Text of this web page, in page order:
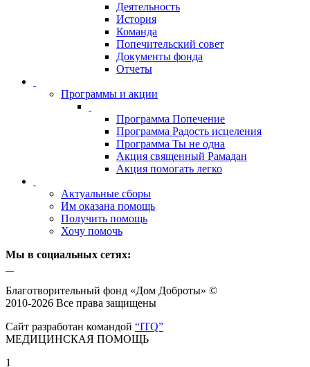
Деятельность
История
Команда
Попечительский совет
Документы фонда
Отчеты
Программы и акции
Программа Попечение
Программа Радость исцеления
Программа Ты не одна
Акция священный Рамадан
Акция помогать легко
Актуальные сборы
Им оказана помощь
Получить помощь
Хочу помочь
Мы в социальных сетях:
Благотворительный фонд «Дом Доброты» ©
2010-2026 Все права защищены
Сайт разработан командой “ITQ”
МЕДИЦИНСКАЯ ПОМОЩЬ
1